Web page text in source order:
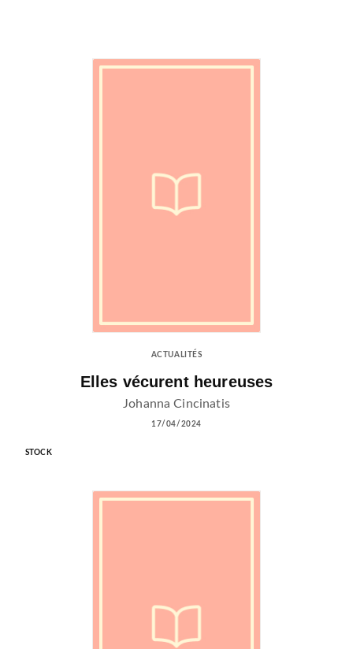
ACTUALITÉS
Elles vécurent heureuses
Johanna Cincinatis
17/04/2024
STOCK